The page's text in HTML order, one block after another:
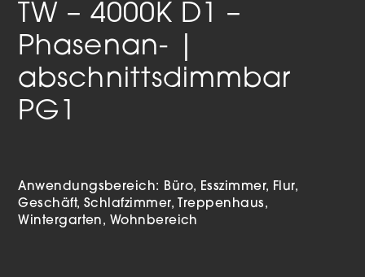
TW – 4000K D1 –
Phasenan- |
abschnittsdimmbar
PG1
Anwendungsbereich: Büro Esszimmer
Flur
Geschäft Schlafzimmer
Treppenhaus
Wintergarten
Wohnbereich